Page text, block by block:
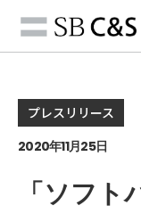
プレスリリース
2020年11月25日
「ソフ